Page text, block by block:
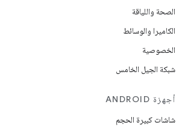
الصحة واللياقة
الكاميرا والوسائط
الخصوصية
شبكة الجيل الخامس
أجهزة ANDROID
شاشات كبيرة الحجم